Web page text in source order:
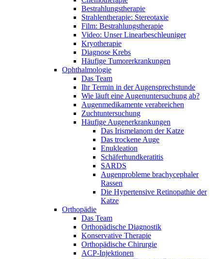
Bestrahlungstherapie
Strahlentherapie: Stereotaxie
Film: Bestrahlungstherapie
Video: Unser Linearbeschleuniger
Kryotherapie
Diagnose Krebs
Häufige Tumorerkrankungen
Ophthalmologie
Das Team
Ihr Termin in der Augensprechstunde
Wie läuft eine Augenuntersuchung ab?
Augenmedikamente verabreichen
Zuchtuntersuchung
Häufige Augenerkrankungen
Das Irismelanom der Katze
Das trockene Auge
Enukleation
Schäferhundkeratitis
SARDS
Augenprobleme brachycephaler
Rassen
Die Hypertensive Retinopathie der
Katze
Orthopädie
Das Team
Orthopädische Diagnostik
Konservative Therapie
Orthopädische Chirurgie
ACP-Injektionen